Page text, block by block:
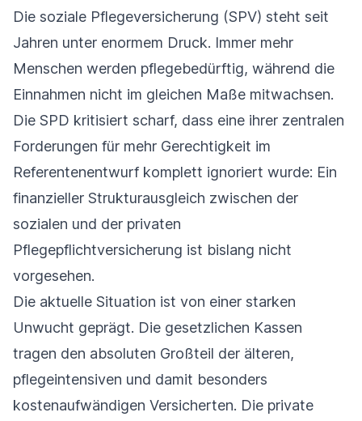
Die soziale Pflegeversicherung (SPV) steht seit
Jahren unter enormem Druck. Immer mehr
Menschen werden pflegebedürftig, während die
Einnahmen nicht im gleichen Maße mitwachsen.
Die SPD kritisiert scharf, dass eine ihrer zentralen
Forderungen für mehr Gerechtigkeit im
Referentenentwurf komplett ignoriert wurde: Ein
finanzieller Strukturausgleich zwischen der
sozialen und der privaten
Pflegepflichtversicherung ist bislang nicht
vorgesehen.
Die aktuelle Situation ist von einer starken
Unwucht geprägt. Die gesetzlichen Kassen
tragen den absoluten Großteil der älteren,
pflegeintensiven und damit besonders
kostenaufwändigen Versicherten. Die private